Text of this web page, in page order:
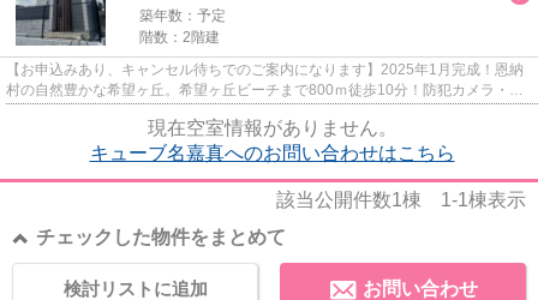
築年数：予定
階数：2階建
【お申込みあり、キャンセル待ちでのご案内になります】2025年1月完成！恩納
村の自然豊かな希望ヶ丘。希望ヶ丘ビーチまで800ｍ徒歩10分！防犯カメラ・防
現在空室情報がありません。
キューブ名嘉真へのお問い合わせはこちら
該当公開件数1棟 1-1棟表示
チェックした物件をまとめて
お問い合わせ
検討リストに追加